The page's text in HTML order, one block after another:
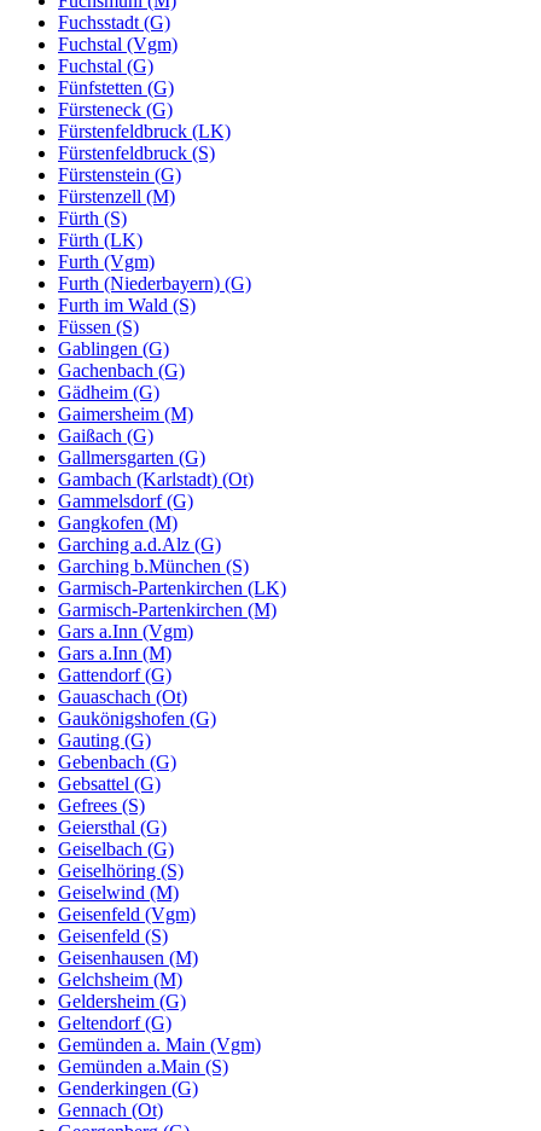
Fuchsstadt (G)
Fuchstal (Vgm)
Fuchstal (G)
Fünfstetten (G)
Fürsteneck (G)
Fürstenfeldbruck (LK)
Fürstenfeldbruck (S)
Fürstenstein (G)
Fürstenzell (M)
Fürth (S)
Fürth (LK)
Furth (Vgm)
Furth (Niederbayern) (G)
Furth im Wald (S)
Füssen (S)
Gablingen (G)
Gachenbach (G)
Gädheim (G)
Gaimersheim (M)
Gaißach (G)
Gallmersgarten (G)
Gambach (Karlstadt) (Ot)
Gammelsdorf (G)
Gangkofen (M)
Garching a.d.Alz (G)
Garching b.München (S)
Garmisch-Partenkirchen (LK)
Garmisch-Partenkirchen (M)
Gars a.Inn (Vgm)
Gars a.Inn (M)
Gattendorf (G)
Gauaschach (Ot)
Gaukönigshofen (G)
Gauting (G)
Gebenbach (G)
Gebsattel (G)
Gefrees (S)
Geiersthal (G)
Geiselbach (G)
Geiselhöring (S)
Geiselwind (M)
Geisenfeld (Vgm)
Geisenfeld (S)
Geisenhausen (M)
Gelchsheim (M)
Geldersheim (G)
Geltendorf (G)
Gemünden a. Main (Vgm)
Gemünden a.Main (S)
Genderkingen (G)
Gennach (Ot)